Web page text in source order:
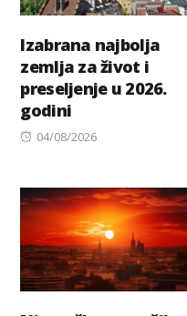
Izabrana najbolja
zemlja za život i
preseljenje u 2026.
godini
Posted
04/08/2026